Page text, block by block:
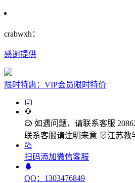
crabwxh：
感谢提供
限时特惠：VIP会员限时特价
如遇问题，请联系客服
联系客服请注明来意
江苏教
扫码添加微信客服
QQ：1303476849